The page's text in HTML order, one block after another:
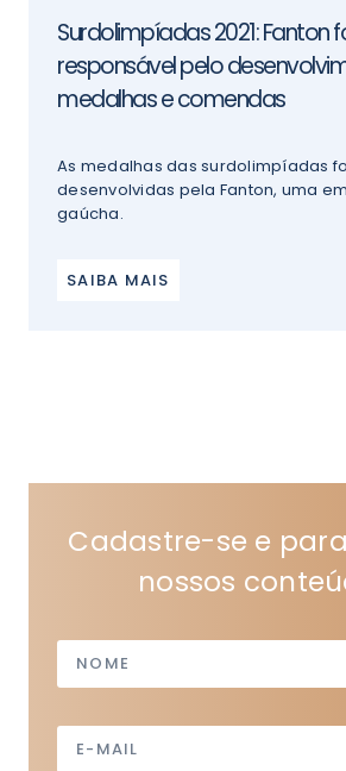
Surdolimpíadas 2021: Fanton
responsável pelo
medalhas e comendas
As medalhas das surdolimpíadas
desenvolvidas pela Fanton, uma
gaúcha.
SAIBA MAIS
Cadastre-se e
nossos